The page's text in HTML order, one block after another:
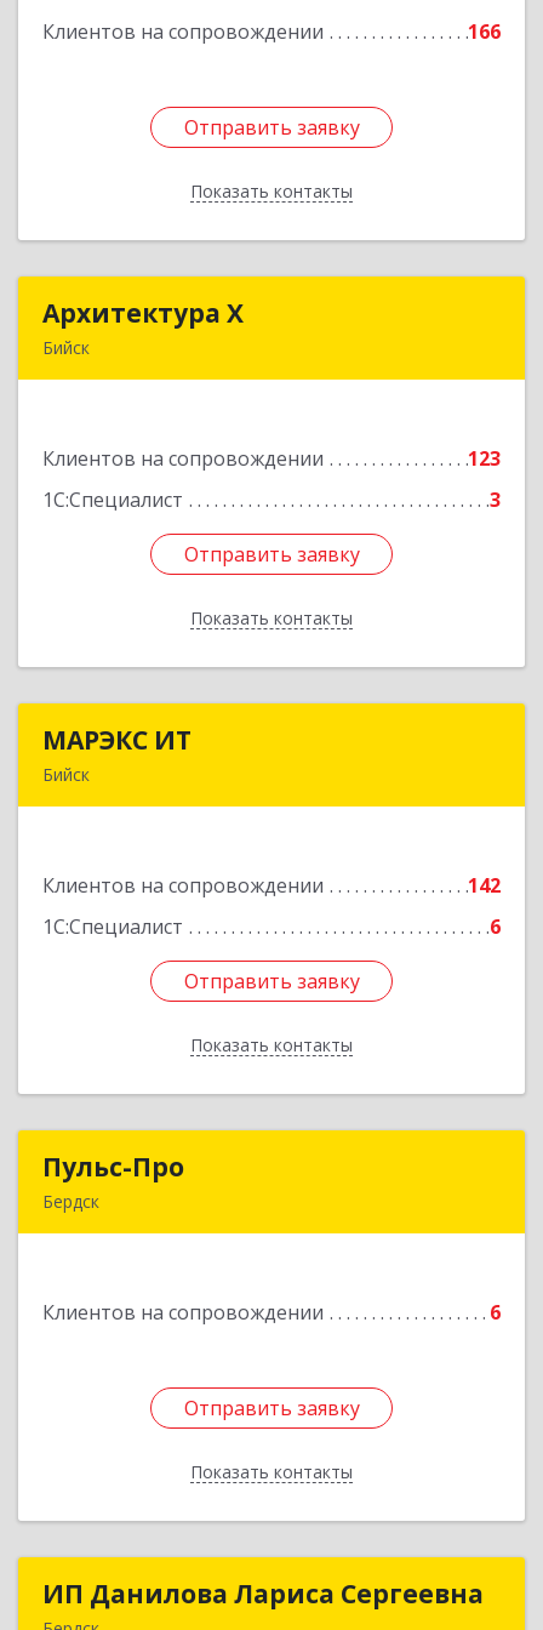
Клиентов на сопровождении 166
Отправить заявку
Показать контакты
Подробнее
Отправить заявку
Назад
Архитектура Х
Бийск
Клиентов на сопровождении
123
1С:Специалист
3
Отправить заявку
Показать контакты
Подробнее
Отправить заявку
Назад
МАРЭКС ИТ
Бийск
Клиентов на сопровождении
142
1С:Специалист
6
Отправить заявку
Показать контакты
Отправить заявку
Назад
Пульс-Про
Бердск
Клиентов на сопровождении 6
Отправить заявку
Показать контакты
Подробнее
Отправить заявку
Назад
ИП Данилова Лариса Сергеевна
ИП Данилова Лариса Сергеевна